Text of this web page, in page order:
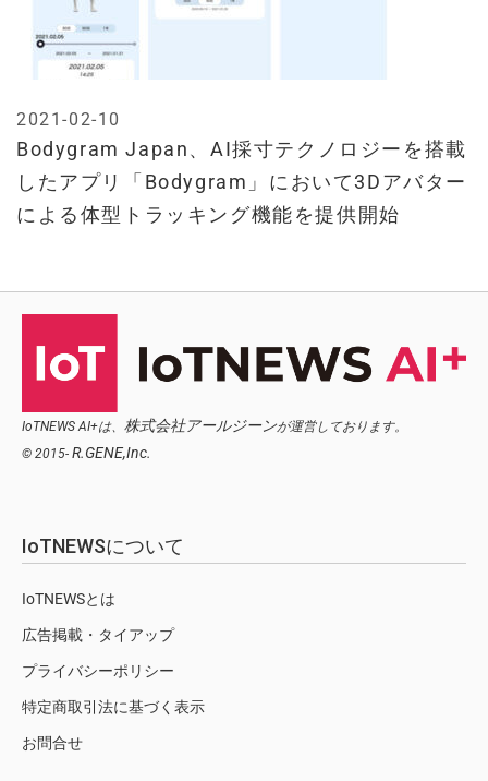
Bodygram Japan、AI採寸テクノロジーを搭載
したアプリ「Bodygram」において3Dアバター
による体型トラッキング機能を提供開始
2021-02-10
IoTNEWS AI+は、 株式会社アールジーンが運営しております。
© 2015- R.GENE,Inc.
IoTNEWSについて
IoTNEWSとは
広告掲載・タイアップ
プライバシーポリシー
特定商取引法に基づく表示
お問合せ